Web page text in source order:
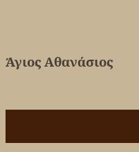
Άγιος Αθανάσιος